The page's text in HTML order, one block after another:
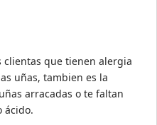
clientas que tienen alergia
uñas, tambien es la
arracadas o te faltan
ácido.